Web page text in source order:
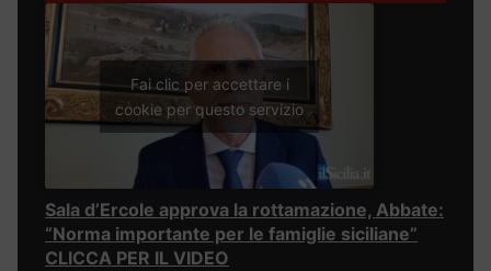
Fai clic per accettare i
cookie per questo servizio
Sala d’Ercole approva la rottamazione, Abbate:
“Norma importante per le famiglie siciliane”
CLICCA PER IL VIDEO